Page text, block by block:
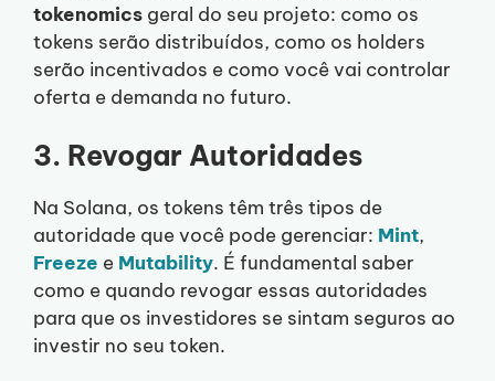
tokenomics geral do seu projeto: como os
tokens serão distribuídos, como os holders
serão incentivados e como você vai controlar
oferta e demanda no futuro.
3. Revogar Autoridades
Na Solana, os tokens têm três tipos de
autoridade que você pode gerenciar: Mint,
Freeze e Mutability. É fundamental saber
como e quando revogar essas autoridades
para que os investidores se sintam seguros ao
investir no seu token.